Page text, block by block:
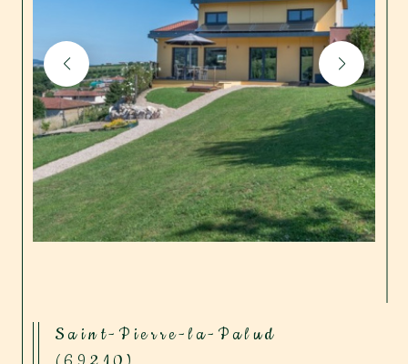
Saint-Pierre-la-Palud